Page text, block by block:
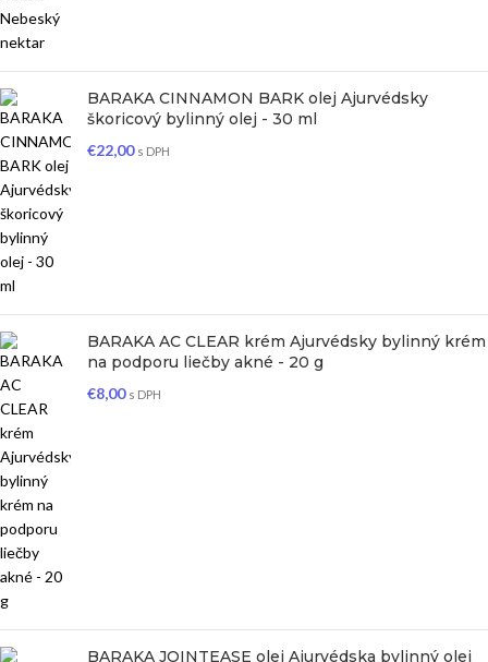
BARAKA CINNAMON BARK olej Ajurvédsky
škoricový bylinný olej - 30 ml
€22,00 s DPH
BARAKA AC CLEAR krém Ajurvédsky bylinný krém
na podporu liečby akné - 20 g
€8,00 s DPH
BARAKA JOINTEASE olej Ajurvédska bylinný olej